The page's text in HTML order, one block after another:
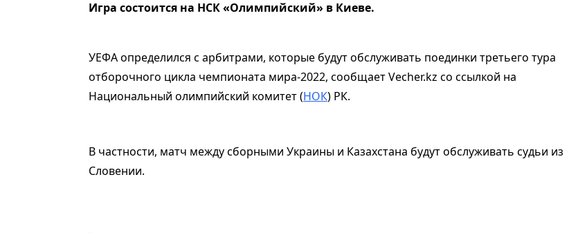
Игра состоится на НСК «Олимпийский» в Киеве.
УЕФА определился с арбитрами, которые будут обслуживать поединки третьего тура
отборочного цикла чемпионата мира-2022, сообщает Vecher.kz со ссылкой на
Национальный олимпийский комитет (НОК) РК.
В частности, матч между сборными Украины и Казахстана будут обслуживать судьи из
Словении.